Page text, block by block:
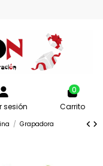
sesión
0
Carrito
Grapadora